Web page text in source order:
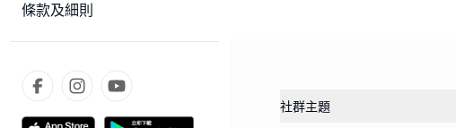
條款及細則
社群主題